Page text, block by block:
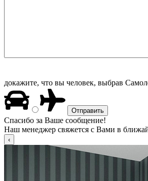
докажите, что вы человек, выбрав
Спасибо за Ваше сообщение!
Наш менеджер свяжется с Вами в